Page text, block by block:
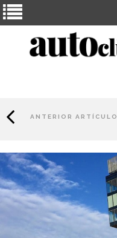
ANTERIOR ARTÍCULO